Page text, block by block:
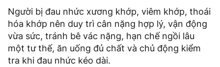
Người bị đau nhức xương khớp, viêm khớp, thoái
hóa khớp nên duy trì cân nặng hợp lý, vận động
vừa sức, tránh bê vác nặng, hạn chế ngồi lâu
một tư thế, ăn uống đủ chất và chủ động kiểm
tra khi đau nhức kéo dài.